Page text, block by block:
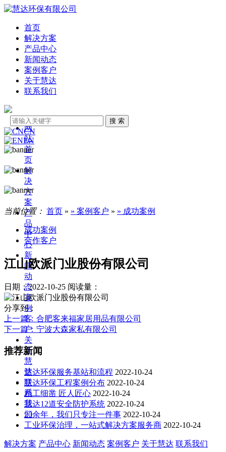
首页
解决方案
产品中心
新闻动态
案例客户
关于慧达
联系我们
网
站
首
页
解
决
方
案
产
品
中
心
新
闻
动
态
案
例
客
户
关
于
慧
达
联
系
我
们
CN
EN
当前位置： 首页 » » 案例客户 » » 成功案例
成功案例
合作客户
江山欧派门业股份有限公司
日期：2022-10-25 阅读量：
分享到：
上一篇：合肥客来福家居用品有限公司
下一篇：宁波大森家私有限公司
推荐新闻
慧达环保服务基站和流程 2022-10-24
慧达环保工程案例分布 2022-10-24
精工细凿 匠人匠心 2022-10-24
慧达12道安全防护系统 2022-10-24
20余年，我们只专注一件事 2022-10-24
工业环保治理，一站式解决方案服务商 2022-10-24
解决方案 产品中心 新闻动态 案例客户 关于慧达 联系我们